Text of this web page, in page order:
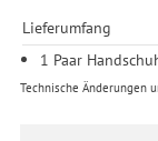
Lieferumfang
1 Paar
Technische Änderungen